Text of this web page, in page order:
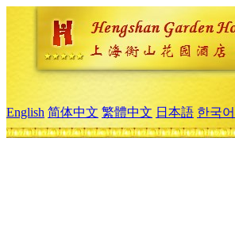
English 简体中文 繁體中文 日本語 한국어